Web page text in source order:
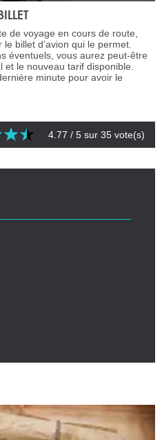
de voyage en cours de route,
billet d’avion qui le permet.
éventuels, vous aurez peut-être
le nouveau tarif disponible.
minute pour avoir le
4.77 / 5 sur 35 vote(s)